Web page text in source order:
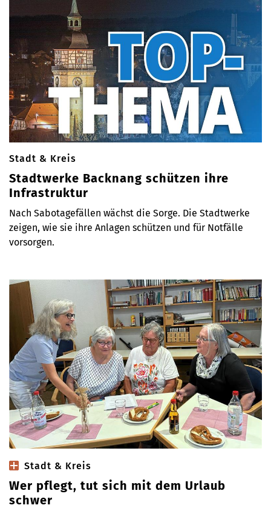
Stadt & Kreis
Stadtwerke Backnang schützen ihre
Infrastruktur
Nach Sabotagefällen wächst die Sorge. Die Stadtwerke
zeigen, wie sie ihre Anlagen schützen und für Notfälle
vorsorgen.
Stadt & Kreis
Wer pflegt, tut sich mit dem Urlaub
schwer